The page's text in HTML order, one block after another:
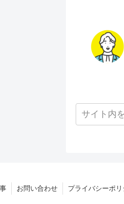
お問い合わせ プライバシーポリ